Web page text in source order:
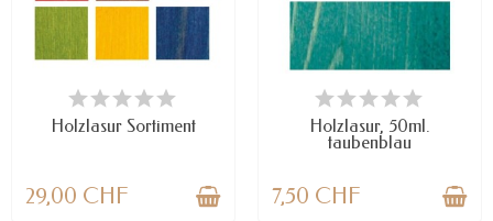
NUR NOCH WENIGE TEILE
VERFÜGBAR
Holzlasur Sortiment
29,00 CHF
NUR NOCH WENIGE TEILE
VERFÜGBAR
Holzlasur, 50ml.
taubenblau
7,50 CHF